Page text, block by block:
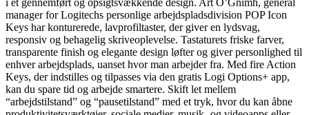
i et gennemført og opsigtsvækkende design. Art O’Gnimh, general
manager for Logitechs personlige arbejdspladsdivision POP Icon
Keys har konturerede, lavprofiltaster, der giver en lydsvag,
responsiv og behagelig skriveoplevelse. Tastaturets friske farver,
transparente finish og elegante design løfter og giver personlighed til
enhver arbejdsplads, uanset hvor man arbejder fra. Med fire Action
Keys, der indstilles og tilpasses via den gratis Logi Options+ app,
kan du spare tid og arbejde smartere. Skift let mellem
“arbejdstilstand” og “pausetilstand” med et tryk, hvor du kan åbne